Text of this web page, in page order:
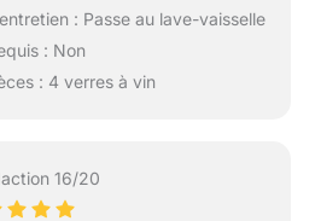
: Passe au lave-vaisselle
: Non
: 4 verres à vin
16/20